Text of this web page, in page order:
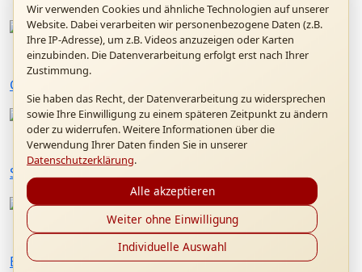
12.09.2026
Gottesdienst "20 Jahre Papstbesuch in Marktl"
26.07.2026
Sommerkonzert mit Konrad Raischl und Band
01.07.2026
Benedikt XVI. Forum in Altötting
Wir verwenden Cookies und ähnliche Technologien auf unserer
Website. Dabei verarbeiten wir personenbezogene Daten (z.B.
Ihre IP-Adresse), um z.B. Videos anzuzeigen oder Karten
einzubinden. Die Datenverarbeitung erfolgt erst nach Ihrer
Zustimmung.
Sie haben das Recht, der Datenverarbeitung zu widersprechen
sowie Ihre Einwilligung zu einem späteren Zeitpunkt zu ändern
oder zu widerrufen. Weitere Informationen über die
Verwendung Ihrer Daten finden Sie in unserer
Datenschutzerklärung.
Alle akzeptieren
Weiter ohne Einwilligung
Individuelle Auswahl